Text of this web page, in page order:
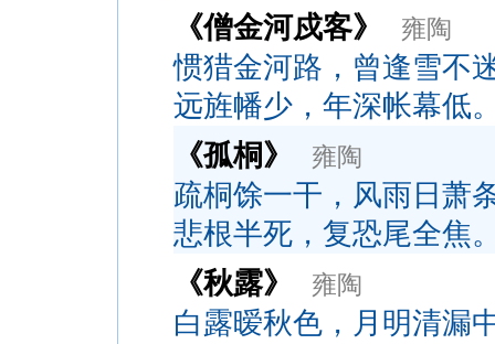
《僧金河戍客》
雍陶
惯猎金河路，曾逢雪不
远旌幡少，年深帐幕低
《孤桐》
雍陶
疏桐馀一干，风雨日萧
悲根半死，复恐尾全焦
《秋露》
雍陶
白露暧秋色，月明清漏